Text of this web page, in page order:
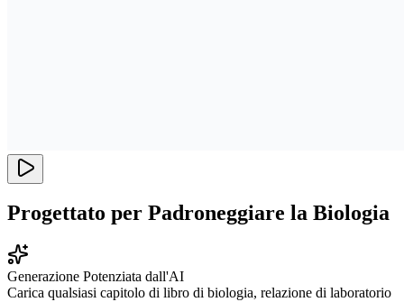
Progettato per Padroneggiare la Biologia
Generazione Potenziata dall'AI
Carica qualsiasi capitolo di libro di biologia, relazione di laboratorio